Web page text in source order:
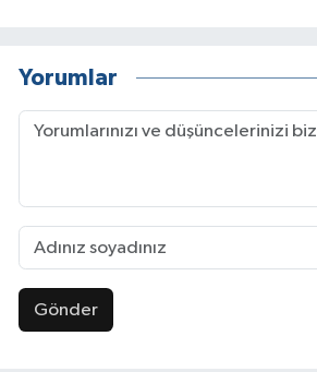
Yorumlar
Gönder